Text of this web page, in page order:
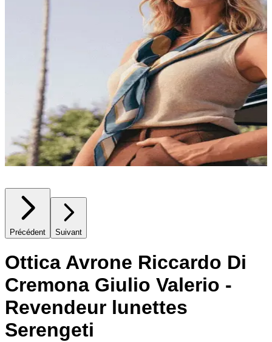
Précédent Suivant
Ottica Avrone Riccardo Di
Cremona Giulio Valerio -
Revendeur lunettes
Serengeti